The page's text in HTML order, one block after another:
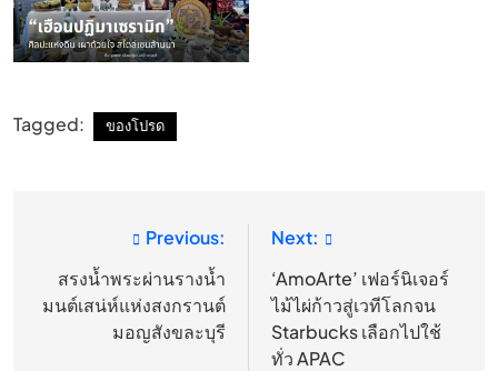
Tagged: ของโปรด
เรื่อง
Previous:
สรงน้ำพระผ่านรางน้ำ
มนต์เสน่ห์แห่งสงกรานต์
มอญสังขละบุรี
Next:
‘AmoArte’ เฟอร์นิเจอร์
ไม้ไผ่ก้าวสู่เวทีโลกจน
Starbucks เลือกไปใช้
ทั่ว APAC